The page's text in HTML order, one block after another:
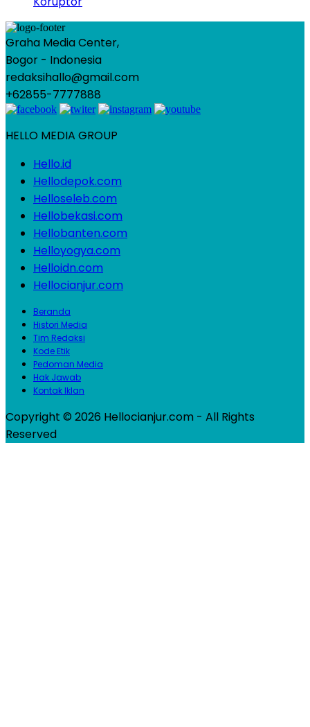
Graha Media Center,
Bogor - Indonesia
redaksihallo@gmail.com
+62855-7777888
HELLO MEDIA GROUP
Hello.id
Hellodepok.com
Helloseleb.com
Hellobekasi.com
Hellobanten.com
Helloyogya.com
Helloidn.com
Hellocianjur.com
Beranda
Histori Media
Tim Redaksi
Kode Etik
Pedoman Media
Hak Jawab
Kontak Iklan
Copyright © 2026 Hellocianjur.com - All Rights
Reserved